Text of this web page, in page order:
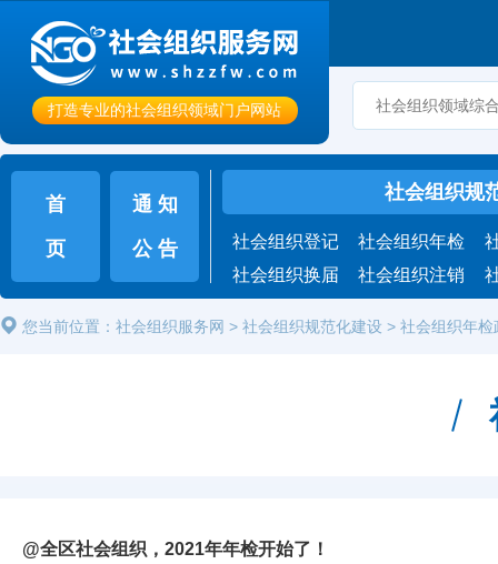
打造专业的社会组织领域门户网站
首
页
通 知
公 告
社会组织规
社会组织登记 社会组织年检
社会组织换届
社会组织注销
您当前位置： 社会组织服务网 > 社会组织规范化建设 > 社会组织年检
@全区社会组织，2021年年检开始了！